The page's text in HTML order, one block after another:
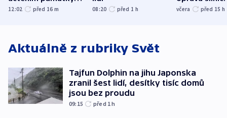
obětí berlínského
12:02 před 16 m 08:20 před 1 h
nenárokové,
včera před 15 h
Aktuálně z rubriky Svět
Tajfun Dolphin na jihu Japonska
zranil šest lidí, desítky tisíc domů
jsou bez proudu
09:15 před 1h